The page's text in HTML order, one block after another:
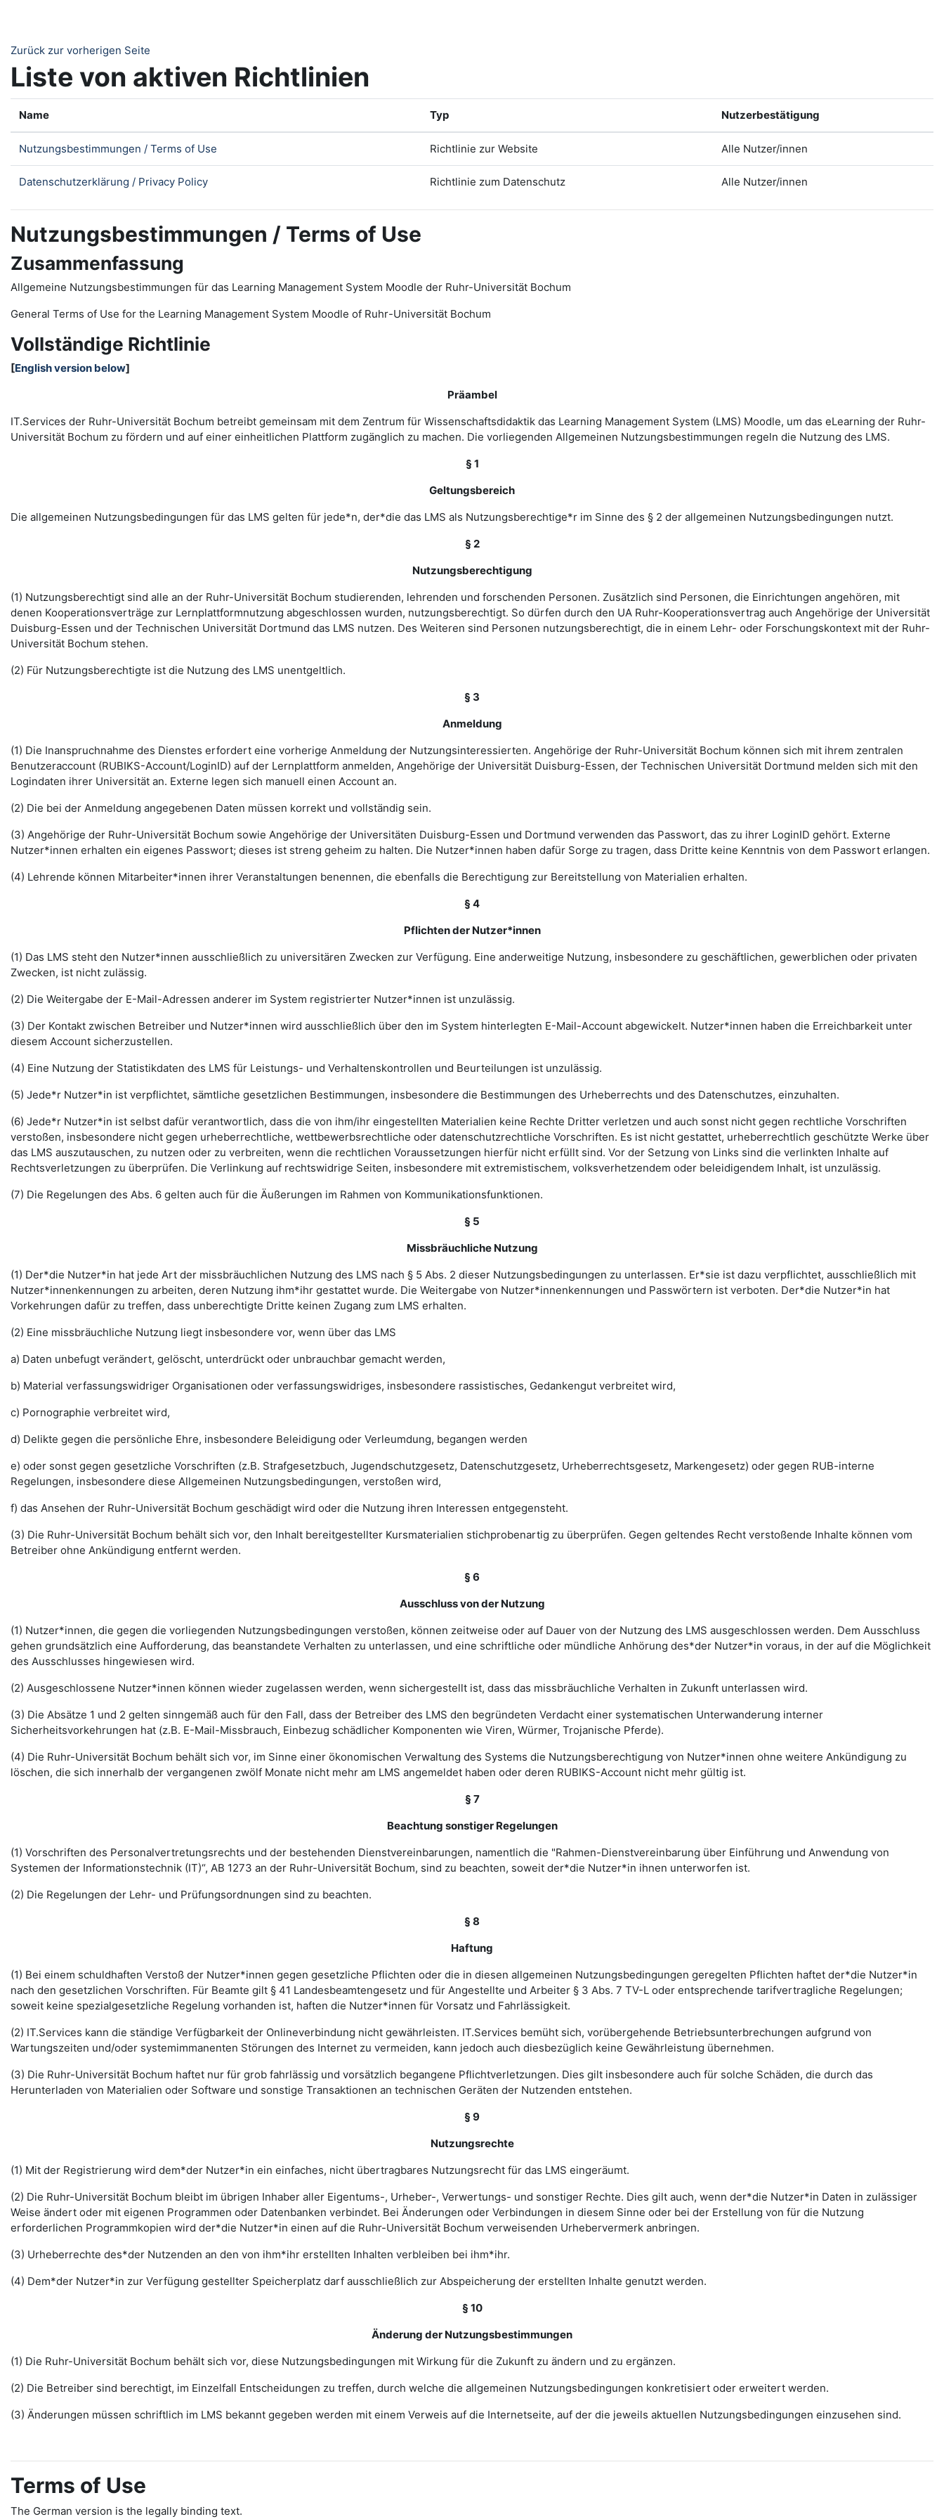
Zurück zur vorherigen Seite
Liste von aktiven Richtlinien
Name Typ Nutzerbestätigung
Nutzungsbestimmungen / Terms of Use Richtlinie zur Website Alle Nutzer/innen
Datenschutzerklärung / Privacy Policy Richtlinie zum Datenschutz Alle Nutzer/innen
Nutzungsbestimmungen / Terms of Use
Zusammenfassung
Allgemeine Nutzungsbestimmungen für das Learning Management System Moodle der Ruhr-Universität Bochum
General Terms of Use for the Learning Management System Moodle of Ruhr-Universität Bochum
Vollständige Richtlinie
[English version below]
Präambel
IT.Services der Ruhr-Universität Bochum betreibt gemeinsam mit dem Zentrum für Wissenschaftsdidaktik das Learning Management System (LMS) Moodle, um das eLearning der Ruhr-
Universität Bochum zu fördern und auf einer einheitlichen Plattform zugänglich zu machen. Die vorliegenden Allgemeinen Nutzungsbestimmungen regeln die Nutzung des LMS.
§ 1
Geltungsbereich
Die allgemeinen Nutzungsbedingungen für das LMS gelten für jede*n, der*die das LMS als Nutzungsberechtige*r im Sinne des § 2 der allgemeinen Nutzungsbedingungen nutzt.
§ 2
Nutzungsberechtigung
(1) Nutzungsberechtigt sind alle an der Ruhr-Universität Bochum studierenden, lehrenden und forschenden Personen. Zusätzlich sind Personen, die Einrichtungen angehören, mit
denen Kooperationsverträge zur Lernplattformnutzung abgeschlossen wurden, nutzungsberechtigt. So dürfen durch den UA Ruhr-Kooperationsvertrag auch Angehörige der Universität
Duisburg-Essen und der Technischen Universität Dortmund das LMS nutzen. Des Weiteren sind Personen nutzungsberechtigt, die in einem Lehr- oder Forschungskontext mit der Ruhr-
Universität Bochum stehen.
(2) Für Nutzungsberechtigte ist die Nutzung des LMS unentgeltlich.
§ 3
Anmeldung
(1) Die Inanspruchnahme des Dienstes erfordert eine vorherige Anmeldung der Nutzungsinteressierten. Angehörige der Ruhr-Universität Bochum können sich mit ihrem zentralen
Benutzeraccount (RUBIKS-Account/LoginID) auf der Lernplattform anmelden, Angehörige der Universität Duisburg-Essen, der Technischen Universität Dortmund melden sich mit den
Logindaten ihrer Universität an. Externe legen sich manuell einen Account an.
(2) Die bei der Anmeldung angegebenen Daten müssen korrekt und vollständig sein.
(3) Angehörige der Ruhr-Universität Bochum sowie Angehörige der Universitäten Duisburg-Essen und Dortmund verwenden das Passwort, das zu ihrer LoginID gehört. Externe
Nutzer*innen erhalten ein eigenes Passwort; dieses ist streng geheim zu halten. Die Nutzer*innen haben dafür Sorge zu tragen, dass Dritte keine Kenntnis von dem Passwort erlangen.
(4) Lehrende können Mitarbeiter*innen ihrer Veranstaltungen benennen, die ebenfalls die Berechtigung zur Bereitstellung von Materialien erhalten.
§ 4
Pflichten der Nutzer*innen
(1) Das LMS steht den Nutzer*innen ausschließlich zu universitären Zwecken zur Verfügung. Eine anderweitige Nutzung, insbesondere zu geschäftlichen, gewerblichen oder privaten
Zwecken, ist nicht zulässig.
(2) Die Weitergabe der E-Mail-Adressen anderer im System registrierter Nutzer*innen ist unzulässig.
(3) Der Kontakt zwischen Betreiber und Nutzer*innen wird ausschließlich über den im System hinterlegten E-Mail-Account abgewickelt. Nutzer*innen haben die Erreichbarkeit unter
diesem Account sicherzustellen.
(4) Eine Nutzung der Statistikdaten des LMS für Leistungs- und Verhaltenskontrollen und Beurteilungen ist unzulässig.
(5) Jede*r Nutzer*in ist verpflichtet, sämtliche gesetzlichen Bestimmungen, insbesondere die Bestimmungen des Urheberrechts und des Datenschutzes, einzuhalten.
(6) Jede*r Nutzer*in ist selbst dafür verantwortlich, dass die von ihm/ihr eingestellten Materialien keine Rechte Dritter verletzen und auch sonst nicht gegen rechtliche Vorschriften
verstoßen, insbesondere nicht gegen urheberrechtliche, wettbewerbsrechtliche oder datenschutzrechtliche Vorschriften. Es ist nicht gestattet, urheberrechtlich geschützte Werke über
das LMS auszutauschen, zu nutzen oder zu verbreiten, wenn die rechtlichen Voraussetzungen hierfür nicht erfüllt sind. Vor der Setzung von Links sind die verlinkten Inhalte auf
Rechtsverletzungen zu überprüfen. Die Verlinkung auf rechtswidrige Seiten, insbesondere mit extremistischem, volksverhetzendem oder beleidigendem Inhalt, ist unzulässig.
(7) Die Regelungen des Abs. 6 gelten auch für die Äußerungen im Rahmen von Kommunikationsfunktionen.
§ 5
Missbräuchliche Nutzung
(1) Der*die Nutzer*in hat jede Art der missbräuchlichen Nutzung des LMS nach § 5 Abs. 2 dieser Nutzungsbedingungen zu unterlassen. Er*sie ist dazu verpflichtet, ausschließlich mit
Nutzer*innenkennungen zu arbeiten, deren Nutzung ihm*ihr gestattet wurde. Die Weitergabe von Nutzer*innenkennungen und Passwörtern ist verboten. Der*die Nutzer*in hat
Vorkehrungen dafür zu treffen, dass unberechtigte Dritte keinen Zugang zum LMS erhalten.
(2) Eine missbräuchliche Nutzung liegt insbesondere vor, wenn über das LMS
a) Daten unbefugt verändert, gelöscht, unterdrückt oder unbrauchbar gemacht werden,
b) Material verfassungswidriger Organisationen oder verfassungswidriges, insbesondere rassistisches, Gedankengut verbreitet wird,
c) Pornographie verbreitet wird,
d) Delikte gegen die persönliche Ehre, insbesondere Beleidigung oder Verleumdung, begangen werden
e) oder sonst gegen gesetzliche Vorschriften (z.B. Strafgesetzbuch, Jugendschutzgesetz, Datenschutzgesetz, Urheberrechtsgesetz, Markengesetz) oder gegen RUB-interne
Regelungen, insbesondere diese Allgemeinen Nutzungsbedingungen, verstoßen wird,
f) das Ansehen der Ruhr-Universität Bochum geschädigt wird oder die Nutzung ihren Interessen entgegensteht.
(3) Die Ruhr-Universität Bochum behält sich vor, den Inhalt bereitgestellter Kursmaterialien stichprobenartig zu überprüfen. Gegen geltendes Recht verstoßende Inhalte können vom
Betreiber ohne Ankündigung entfernt werden.
§ 6
Ausschluss von der Nutzung
(1) Nutzer*innen, die gegen die vorliegenden Nutzungsbedingungen verstoßen, können zeitweise oder auf Dauer von der Nutzung des LMS ausgeschlossen werden. Dem Ausschluss
gehen grundsätzlich eine Aufforderung, das beanstandete Verhalten zu unterlassen, und eine schriftliche oder mündliche Anhörung des*der Nutzer*in voraus, in der auf die Möglichkeit
des Ausschlusses hingewiesen wird.
(2) Ausgeschlossene Nutzer*innen können wieder zugelassen werden, wenn sichergestellt ist, dass das missbräuchliche Verhalten in Zukunft unterlassen wird.
(3) Die Absätze 1 und 2 gelten sinngemäß auch für den Fall, dass der Betreiber des LMS den begründeten Verdacht einer systematischen Unterwanderung interner
Sicherheitsvorkehrungen hat (z.B. E-Mail-Missbrauch, Einbezug schädlicher Komponenten wie Viren, Würmer, Trojanische Pferde).
(4) Die Ruhr-Universität Bochum behält sich vor, im Sinne einer ökonomischen Verwaltung des Systems die Nutzungsberechtigung von Nutzer*innen ohne weitere Ankündigung zu
löschen, die sich innerhalb der vergangenen zwölf Monate nicht mehr am LMS angemeldet haben oder deren RUBIKS-Account nicht mehr gültig ist.
§ 7
Beachtung sonstiger Regelungen
(1) Vorschriften des Personalvertretungsrechts und der bestehenden Dienstvereinbarungen, namentlich die "Rahmen-Dienstvereinbarung über Einführung und Anwendung von
Systemen der Informationstechnik (IT)“, AB 1273 an der Ruhr-Universität Bochum, sind zu beachten, soweit der*die Nutzer*in ihnen unterworfen ist.
(2) Die Regelungen der Lehr- und Prüfungsordnungen sind zu beachten.
§ 8
Haftung
(1) Bei einem schuldhaften Verstoß der Nutzer*innen gegen gesetzliche Pflichten oder die in diesen allgemeinen Nutzungsbedingungen geregelten Pflichten haftet der*die Nutzer*in
nach den gesetzlichen Vorschriften. Für Beamte gilt § 41 Landesbeamtengesetz und für Angestellte und Arbeiter § 3 Abs. 7 TV-L oder entsprechende tarifvertragliche Regelungen;
soweit keine spezialgesetzliche Regelung vorhanden ist, haften die Nutzer*innen für Vorsatz und Fahrlässigkeit.
(2) IT.Services kann die ständige Verfügbarkeit der Onlineverbindung nicht gewährleisten. IT.Services bemüht sich, vorübergehende Betriebsunterbrechungen aufgrund von
Wartungszeiten und/oder systemimmanenten Störungen des Internet zu vermeiden, kann jedoch auch diesbezüglich keine Gewährleistung übernehmen.
(3) Die Ruhr-Universität Bochum haftet nur für grob fahrlässig und vorsätzlich begangene Pflichtverletzungen. Dies gilt insbesondere auch für solche Schäden, die durch das
Herunterladen von Materialien oder Software und sonstige Transaktionen an technischen Geräten der Nutzenden entstehen.
§ 9
Nutzungsrechte
(1) Mit der Registrierung wird dem*der Nutzer*in ein einfaches, nicht übertragbares Nutzungsrecht für das LMS eingeräumt.
(2) Die Ruhr-Universität Bochum bleibt im übrigen Inhaber aller Eigentums-, Urheber-, Verwertungs- und sonstiger Rechte. Dies gilt auch, wenn der*die Nutzer*in Daten in zulässiger
Weise ändert oder mit eigenen Programmen oder Datenbanken verbindet. Bei Änderungen oder Verbindungen in diesem Sinne oder bei der Erstellung von für die Nutzung
erforderlichen Programmkopien wird der*die Nutzer*in einen auf die Ruhr-Universität Bochum verweisenden Urhebervermerk anbringen.
(3) Urheberrechte des*der Nutzenden an den von ihm*ihr erstellten Inhalten verbleiben bei ihm*ihr.
(4) Dem*der Nutzer*in zur Verfügung gestellter Speicherplatz darf ausschließlich zur Abspeicherung der erstellten Inhalte genutzt werden.
§ 10
Änderung der Nutzungsbestimmungen
(1) Die Ruhr-Universität Bochum behält sich vor, diese Nutzungsbedingungen mit Wirkung für die Zukunft zu ändern und zu ergänzen.
(2) Die Betreiber sind berechtigt, im Einzelfall Entscheidungen zu treffen, durch welche die allgemeinen Nutzungsbedingungen konkretisiert oder erweitert werden.
(3) Änderungen müssen schriftlich im LMS bekannt gegeben werden mit einem Verweis auf die Internetseite, auf der die jeweils aktuellen Nutzungsbedingungen einzusehen sind.
Terms of Use
The German version is the legally binding text.